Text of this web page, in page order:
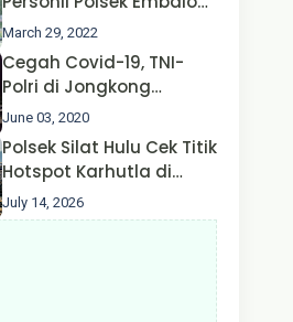
Hulu Gencar Lakukan
Pengecekan Oksigen
March 29, 2022
Cegah Covid-19, TNI-
Polri di Jongkong
Himbau Masyarakat
Jangan Kumpul Hinga
Larut Malam.
June 03, 2020
Polsek Silat Hulu Cek Titik
Hotspot Karhutla di
Desa Nanga Dangkan,
Api Ditemukan Sudah
July 14, 2026